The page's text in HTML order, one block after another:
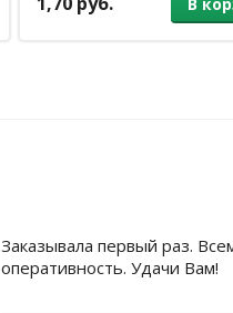
Заказывала первый раз.
оперативность. Удачи Вам!